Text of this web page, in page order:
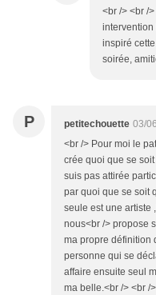
<br /> <br /
intervention
inspiré
soirée,
P petitechouette 03/
<br /> Pour moi le
crée quoi que se
suis pas attirée
par quoi que se soit
seule est une artiste
nous<br /> propose
ma propre définition
personne qui se
affaire ensuite seul
ma belle.<br /> <br /